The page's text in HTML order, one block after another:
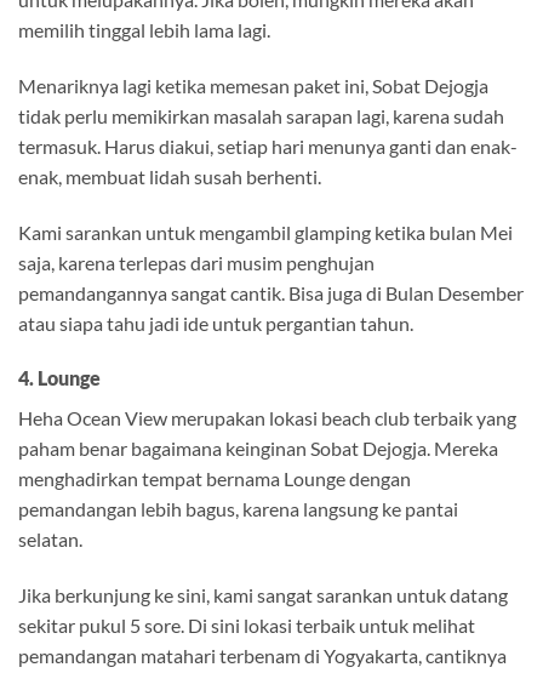
memilih tinggal lebih lama lagi.
Menariknya lagi ketika memesan paket ini, Sobat Dejogja
tidak perlu memikirkan masalah sarapan lagi, karena sudah
termasuk. Harus diakui, setiap hari menunya ganti dan enak-
enak, membuat lidah susah berhenti.
Kami sarankan untuk mengambil glamping ketika bulan Mei
saja, karena terlepas dari musim penghujan
pemandangannya sangat cantik. Bisa juga di Bulan Desember
atau siapa tahu jadi ide untuk pergantian tahun.
4. Lounge
Heha Ocean View merupakan lokasi beach club terbaik yang
paham benar bagaimana keinginan Sobat Dejogja. Mereka
menghadirkan tempat bernama Lounge dengan
pemandangan lebih bagus, karena langsung ke pantai
selatan.
Jika berkunjung ke sini, kami sangat sarankan untuk datang
sekitar pukul 5 sore. Di sini lokasi terbaik untuk melihat
pemandangan matahari terbenam di Yogyakarta, cantiknya